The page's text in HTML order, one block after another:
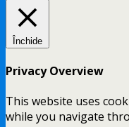
Închide
Privacy Overview
This website uses
while you navigate